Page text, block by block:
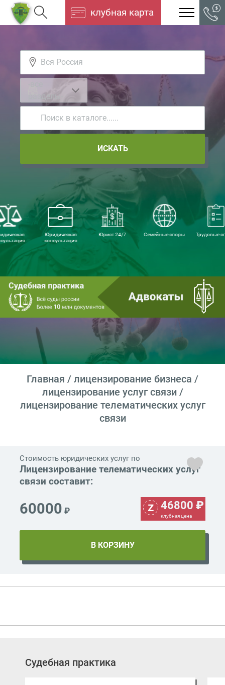
клубная карта
ИСКАТЬ
Юридическая
консультация
Юрист 24/7 Семейные споры Трудовые
Главная / лицензирование бизнеса /
лицензирование услуг связи/
лицензирование телематических услуг
связи
Стоимость юридических услуг по
Лицензирование телематических услуг
связи составит:
60000 ₽ 46800 ₽
клубная цена
Судебная практика